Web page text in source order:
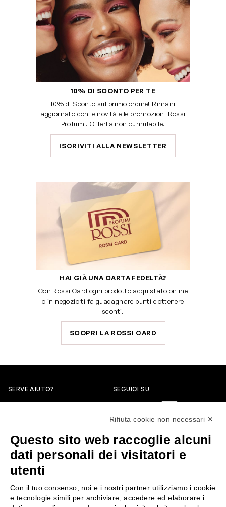
10% DI SCONTO PER TE
10% di Sconto sul primo ordine! Rimani
aggiornato con le novità e le promozioni Rossi
Profumi. Offerta non cumulabile.
ISCRIVITI ALLA NEWSLETTER
HAI GIÀ UNA CARTA FEDELTÀ?
Con Rossi Card ogni prodotto acquistato online
o in negozio ti fa guadagnare punti e ottenere
sconti.
SCOPRI LA ROSSI CARD
SERVE AIUTO?
servizioclienti@rossiprofumi.it
SEGUICI SU
SERVIZIO CLIENTI
Resi e rimborsi
Chi siamo
Rifiuta cookie non necessari ✕
Questo sito web raccoglie alcuni
dati personali dei visitatori e
utenti
Con il tuo consenso, noi e i nostri partner utilizziamo i cookie
e tecnologie simili per archiviare, accedere ed elaborare i